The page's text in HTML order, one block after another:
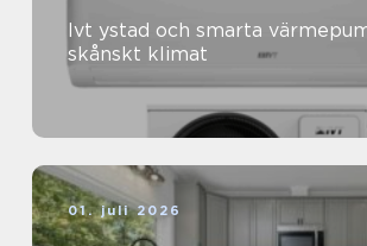
Ivt ystad och smarta
skånskt klimat
01. juli 2026